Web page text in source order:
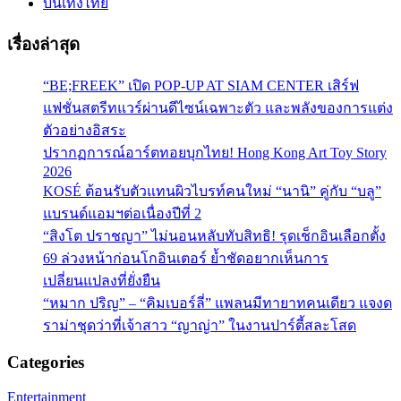
บันเทิงไทย
เรื่องล่าสุด
“BE;FREEK” เปิด POP-UP AT SIAM CENTER เสิร์ฟ
แฟชั่นสตรีทแวร์ผ่านดีไซน์เฉพาะตัว และพลังของการแต่ง
ตัวอย่างอิสระ
ปรากฏการณ์อาร์ตทอยบุกไทย! Hong Kong Art Toy Story
2026
KOSÉ ต้อนรับตัวแทนผิวไบรท์คนใหม่ “นานิ” คู่กับ “บลู”
แบรนด์แอมฯต่อเนื่องปีที่ 2
“สิงโต ปราชญา” ไม่นอนหลับทับสิทธิ! รุดเช็กอินเลือกตั้ง
69 ล่วงหน้าก่อนโกอินเตอร์ ย้ำชัดอยากเห็นการ
เปลี่ยนแปลงที่ยั่งยืน
“หมาก ปริญ” – “คิมเบอร์ลี่” แพลนมีทายาทคนเดียว แจงด
ราม่าชุดว่าที่เจ้าสาว “ญาญ่า” ในงานปาร์ตี้สละโสด
Categories
Entertainment